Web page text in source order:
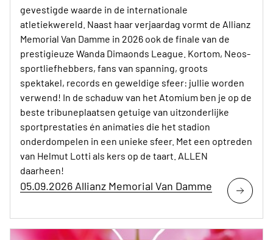
gevestigde waarde in de internationale
atletiekwereld. Naast haar verjaardag vormt de Allianz
Memorial Van Damme in 2026 ook de finale van de
prestigieuze Wanda Dimaonds League. Kortom, Neos-
sportliefhebbers, fans van spanning, groots
spektakel, records en geweldige sfeer: jullie worden
verwend! In de schaduw van het Atomium ben je op de
beste tribuneplaatsen getuige van uitzonderlijke
sportprestaties én animaties die het stadion
onderdompelen in een unieke sfeer. Met een optreden
van Helmut Lotti als kers op de taart. ALLEN
daarheen!
05.09.2026 Allianz Memorial Van Damme